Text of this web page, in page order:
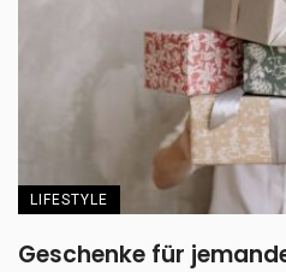
LIFESTYLE
Geschenke für